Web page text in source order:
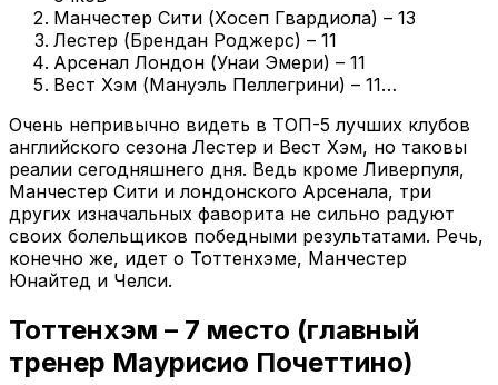
Манчестер Сити (Хосеп Гвардиола) – 13
Лестер (Брендан Роджерс) – 11
Арсенал Лондон (Унаи Эмери) – 11
Вест Хэм (Мануэль Пеллегрини) – 11…
Очень непривычно видеть в ТОП-5 лучших клубов
английского сезона Лестер и Вест Хэм, но таковы
реалии сегодняшнего дня. Ведь кроме Ливерпуля,
Манчестер Сити и лондонского Арсенала, три
других изначальных фаворита не сильно радуют
своих болельщиков победными результатами. Речь,
конечно же, идет о Тоттенхэме, Манчестер
Юнайтед и Челси.
Тоттенхэм – 7 место (главный
тренер Маурисио Почеттино)